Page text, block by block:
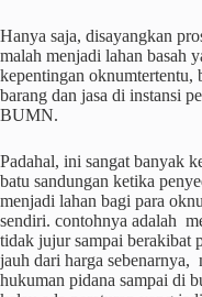
Hanya saja, disayangkan
malah menjadi lahan basah
kepentingan oknumtertentu,
barang dan jasa di instansi
BUMN.
Padahal, ini sangat banyak
batu sandungan ketika
menjadi lahan bagi para
sendiri. contohnya adalah
tidak jujur sampai berakibat
jauh dari harga
hukuman pidana sampai di